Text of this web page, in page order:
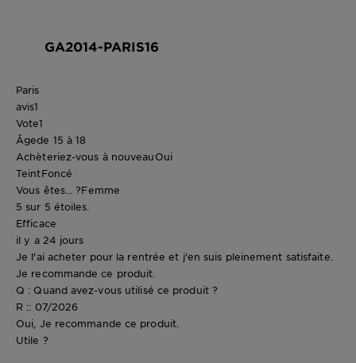
GA2014-PARIS16
Paris
avis1
Vote1
Âgede 15 à 18
Achèteriez-vous à nouveauOui
TeintFoncé
Vous êtes... ?Femme
5 sur 5 étoiles.
Efficace
il y a 24 jours
Je l'ai acheter pour la rentrée et j'en suis pleinement satisfaite.
Je recommande ce produit.
Q : Quand avez-vous utilisé ce produit ?
R :: 07/2026
Oui, Je recommande ce produit.
Utile ?